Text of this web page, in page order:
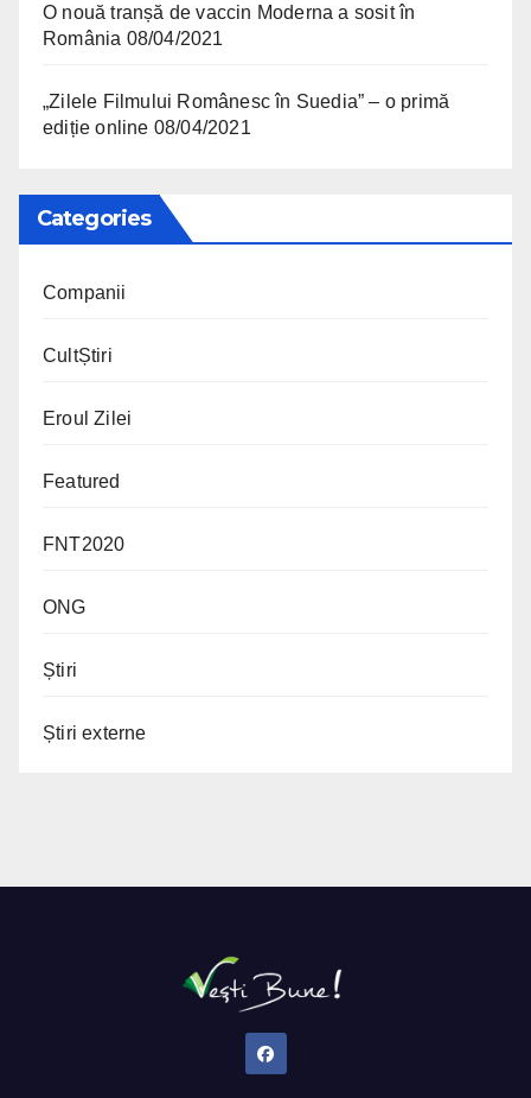
O nouă tranșă de vaccin Moderna a sosit în
România 08/04/2021
„Zilele Filmului Românesc în Suedia” – o primă
ediție online 08/04/2021
Categories
Companii
CultȘtiri
Eroul Zilei
Featured
FNT2020
ONG
Știri
Știri externe